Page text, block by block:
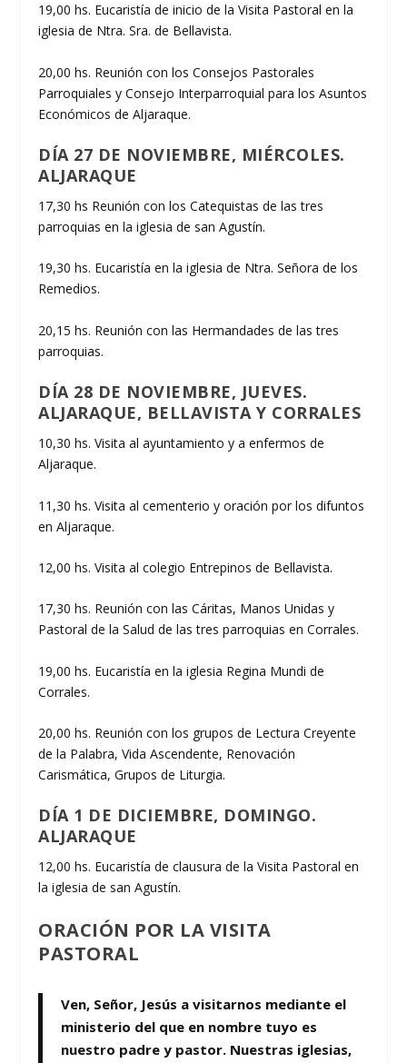
19,00 hs. Eucaristía de inicio de la Visita Pastoral en la
iglesia de Ntra. Sra. de Bellavista.
20,00 hs. Reunión con los Consejos Pastorales
Parroquiales y Consejo Interparroquial para los Asuntos
Económicos de Aljaraque.
DÍA 27 DE NOVIEMBRE, MIÉRCOLES.
ALJARAQUE
17,30 hs Reunión con los Catequistas de las tres
parroquias en la iglesia de san Agustín.
19,30 hs. Eucaristía en la iglesia de Ntra. Señora de los
Remedios.
20,15 hs. Reunión con las Hermandades de las tres
parroquias.
DÍA 28 DE NOVIEMBRE, JUEVES.
ALJARAQUE, BELLAVISTA Y CORRALES
10,30 hs. Visita al ayuntamiento y a enfermos de
Aljaraque.
11,30 hs. Visita al cementerio y oración por los difuntos
en Aljaraque.
12,00 hs. Visita al colegio Entrepinos de Bellavista.
17,30 hs. Reunión con las Cáritas, Manos Unidas y
Pastoral de la Salud de las tres parroquias en Corrales.
19,00 hs. Eucaristía en la iglesia Regina Mundi de
Corrales.
20,00 hs. Reunión con los grupos de Lectura Creyente
de la Palabra, Vida Ascendente, Renovación
Carismática, Grupos de Liturgia.
DÍA 1 DE DICIEMBRE, DOMINGO.
ALJARAQUE
12,00 hs. Eucaristía de clausura de la Visita Pastoral en
la iglesia de san Agustín.
ORACIÓN POR LA VISITA
PASTORAL
Ven, Señor, Jesús a visitarnos mediante el
ministerio del que en nombre tuyo es
nuestro padre y pastor. Nuestras iglesias,